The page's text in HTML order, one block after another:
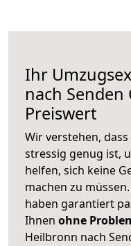
Ihr
nach Senden
Preiswert
Wir verstehen,
stressig genug ist,
helfen, sich keine
machen zu
haben garantiert
Ihnen ohne
Heilbronn nach